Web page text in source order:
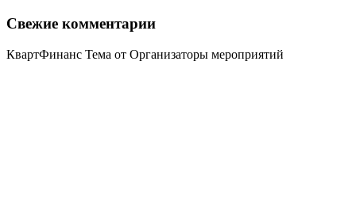
Свежие комментарии
КвартФинанс Тема от Организаторы мероприятий